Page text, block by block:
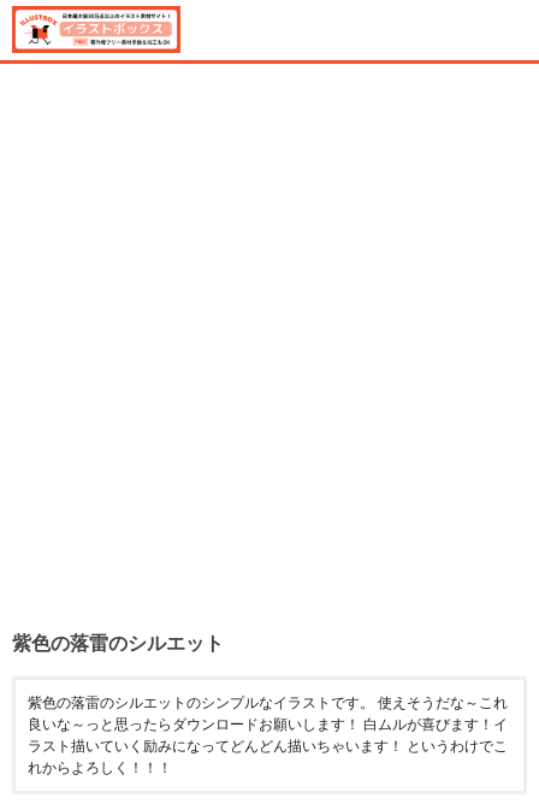
紫色の落雷のシルエット
紫色の落雷のシルエットのシンプルなイラストです。 使えそうだな～これ
良いな～っと思ったらダウンロードお願いします！ 白ムルが喜びます！イ
ラスト描いていく励みになってどんどん描いちゃいます！ というわけでこ
れからよろしく！！！